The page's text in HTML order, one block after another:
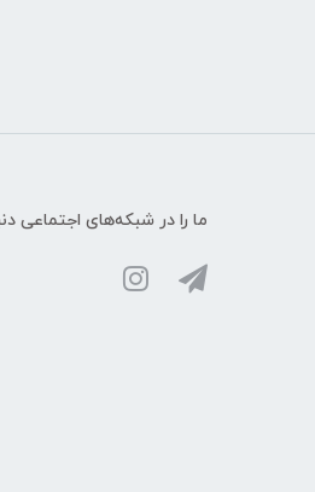
ما را در شبکه‌های اجتماعی